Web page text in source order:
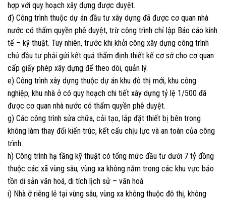
hợp với quy hoạch xây dựng được duyệt.
đ) Công trình thuộc dự án đầu tư xây dựng đã được cơ quan nhà
nước có thẩm quyền phê duyệt, trừ công trình chỉ lập Báo cáo kinh
tế – kỹ thuật. Tuy nhiên, trước khi khởi công xây dựng công trình
chủ đầu tư phải gửi kết quả thẩm định thiết kế cơ sở cho cơ quan
cấp giấy phép xây dựng để theo dõi, quản lý.
e) Công trình xây dựng thuộc dự án khu đô thị mới, khu công
nghiệp, khu nhà ở có quy hoạch chi tiết xây dựng tỷ lệ 1/500 đã
được cơ quan nhà nước có thẩm quyền phê duyệt.
g) Các công trình sửa chữa, cải tạo, lắp đặt thiết bị bên trong
không làm thay đổi kiến trúc, kết cấu chịu lực và an toàn của công
trình.
h) Công trình hạ tầng kỹ thuật có tổng mức đầu tư dưới 7 tỷ đồng
thuộc các xã vùng sâu, vùng xa không nằm trong các khu vực bảo
tồn di sản văn hoá, di tích lịch sử – văn hoá.
i) Nhà ở riêng lẻ tại vùng sâu, vùng xa không thuộc đô thị, không